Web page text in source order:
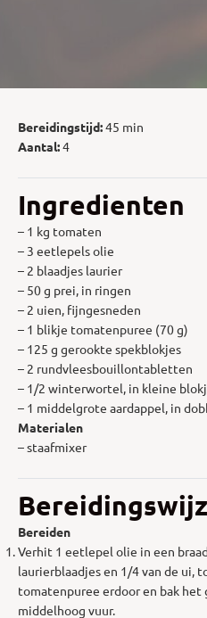
Bereidingstijd:45 min
Aantal:4
Ingredienten
– 1 kg tomaten
– 3 eetlepels olie
– 2 blaadjes laurier
– 50 g prei, in ringen
– 2 uien, fijngesneden
– 1 blikje tomatenpuree (70 g)
– 125 g gerookte spekblokjes
– 2 rundvleesbouillontabletten
– 1/2 winterwortel, in kleine
– 1 middelgrote aardappel, in
Materialen
– staafmixer
Bereiden
Verhit 1 eetlepel olie in een
laurierblaadjes en 1/4 van de ui,
tomatenpuree erdoor en bak
middelhoog vuur.